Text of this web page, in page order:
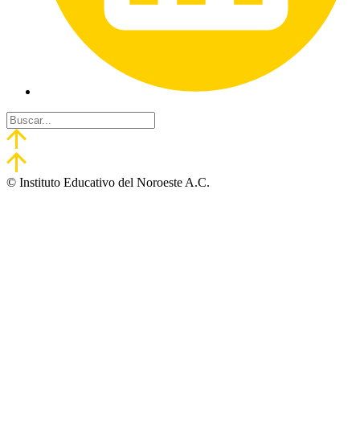
© Instituto Educativo del Noroeste A.C.